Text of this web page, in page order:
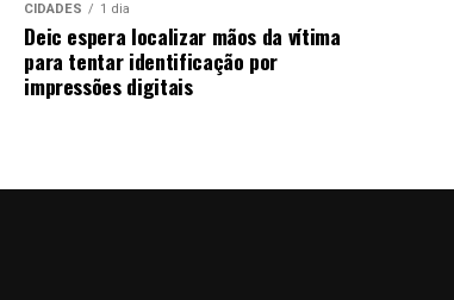
CIDADES 1 dia
Deic espera localizar mãos da vítima
para tentar identificação por
impressões digitais